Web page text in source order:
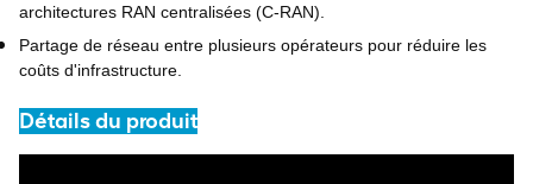
architectures RAN centralisées (C-RAN).
Partage de réseau entre plusieurs opérateurs pour réduire les
coûts d'infrastructure.
Détails du produit